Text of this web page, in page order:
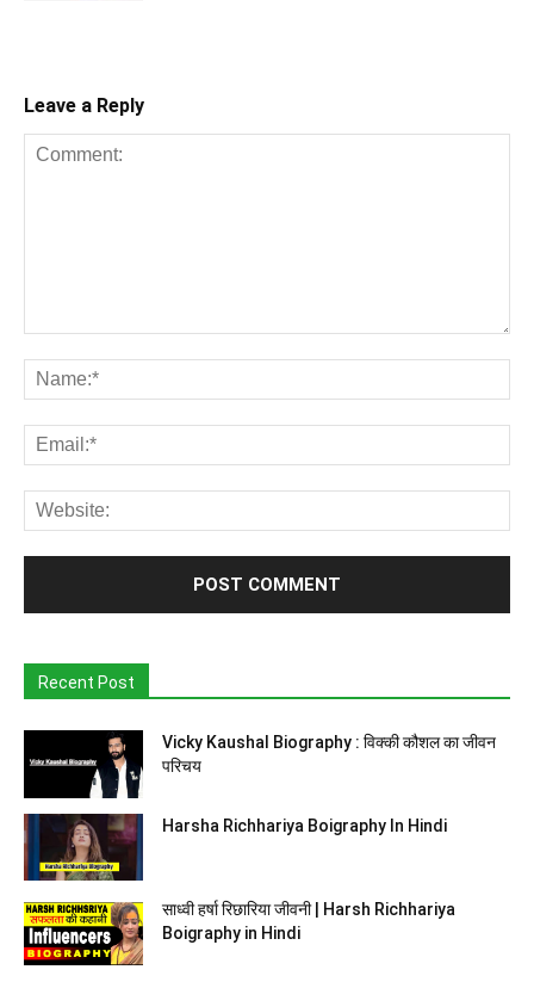
Leave a Reply
Recent Post
Vicky Kaushal Biography : विक्की कौशल का जीवन
परिचय
Harsha Richhariya Boigraphy In Hindi
साध्वी हर्षा रिछारिया जीवनी | Harsh Richhariya
Boigraphy in Hindi